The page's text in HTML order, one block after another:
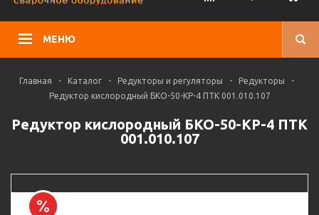
МЕНЮ
Главная - Каталог - Редукторы и регуляторы - Редукторы
-
Редуктор кислородный БКО-50-КР-4 ПТК 001.010.107
Редуктор кислородный БКО-50-КР-4 ПТК
001.010.107